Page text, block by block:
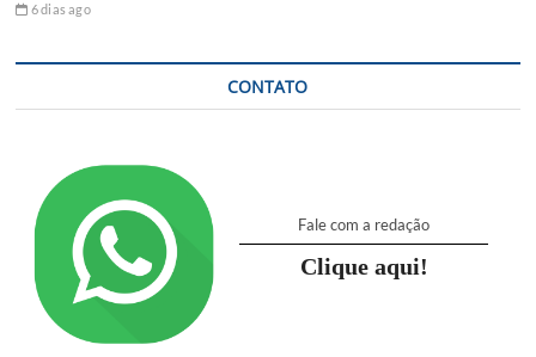
6 dias ago
CONTATO
Fale com a redação
Clique aqui!